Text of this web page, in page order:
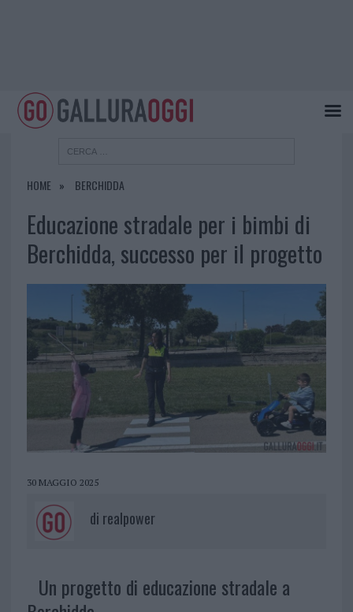
HOME BERCHIDDA
Educazione stradale per i bimbi di
Berchidda, successo per il progetto
30 MAGGIO 2025
di realpower
Un progetto di educazione stradale a